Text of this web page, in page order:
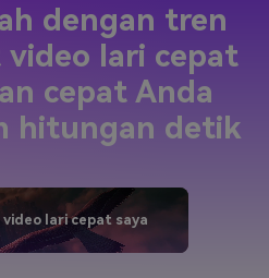
dengan tren
lari cepat
cepat Anda
hitungan detik
video lari cepat saya